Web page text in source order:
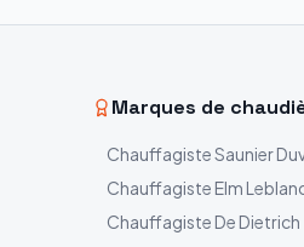
Marques de
ChauffagisteSaunier
Chauffagiste Elm
Chauffagiste De Dietrich